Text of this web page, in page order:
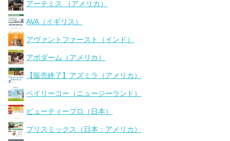
アーテミス （アメリカ）
AVA（イギリス）
アヴァントファースト（インド）
アボダーム（アメリカ）
【販売終了】アズミラ（アメリカ）
ベイリーコー（ニュージーランド）
ビューティープロ（日本）
ブリスミックス（日本：アメリカ）